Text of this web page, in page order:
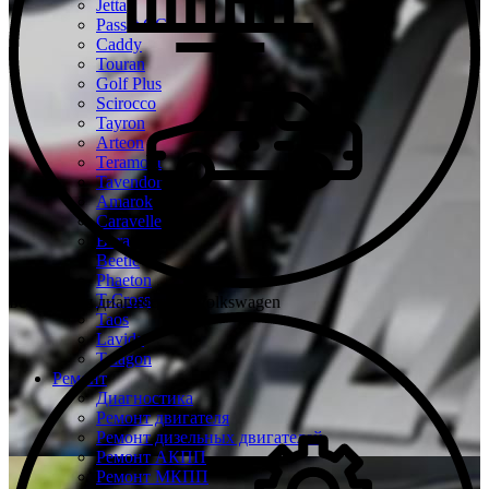
Jetta
Passat CC
Caddy
Touran
Golf Plus
Scirocco
Tayron
Arteon
Teramont
Tavendor
Amarok
Caravelle
Bora
Beetle
Phaeton
T-Cross
Taos
Lavida
Talagon
Ремонт
Диагностика
Ремонт двигателя
Ремонт дизельных двигателей
Ремонт АКПП
Ремонт МКПП
Бесплатная диагностика Volkswagen